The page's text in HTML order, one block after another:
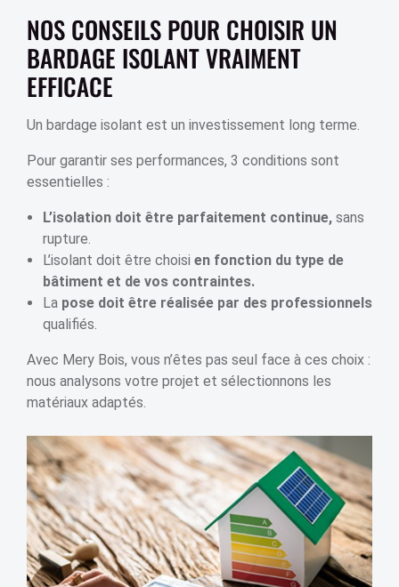
NOS CONSEILS POUR CHOISIR UN
BARDAGE ISOLANT VRAIMENT
EFFICACE
Un bardage isolant est un investissement long terme.
Pour garantir ses performances, 3 conditions sont
essentielles :
L’isolation doit être parfaitement continue, sans
rupture.
L’isolant doit être choisi en fonction du type de
bâtiment et de vos contraintes.
La pose doit être réalisée par des professionnels
qualifiés.
Avec Mery Bois, vous n’êtes pas seul face à ces choix :
nous analysons votre projet et sélectionnons les
matériaux adaptés.